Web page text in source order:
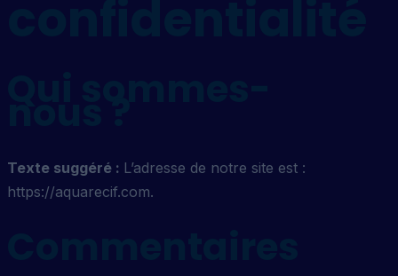
Texte suggéré : L’adresse de notre site est :
https://aquarecif.com.